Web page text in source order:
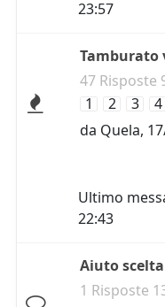
23:57
Tamburato
47 Risposte
1
2 3
4
da Quela,
Ultimo
22:43
Aiuto
1 Risposte